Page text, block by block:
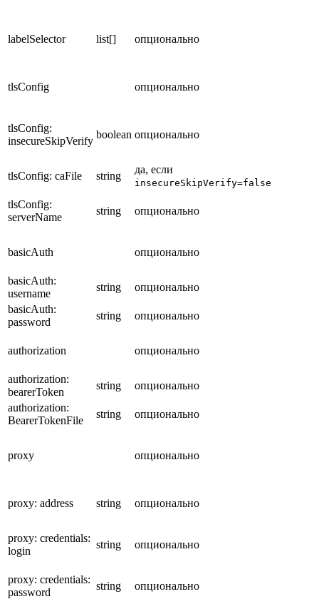
labelSelector list[] опционально
tlsConfig опционально
tlsConfig:
insecureSkipVerify
boolean опционально
tlsConfig: caFile string
да, если
insecureSkipVerify=false
tlsConfig:
serverName
string опционально
basicAuth опционально
basicAuth:
username
string
опционально
basicAuth:
password
string опционально
authorization опционально
authorization:
bearerToken
string
опционально
authorization:
BearerTokenFile
string опционально
proxy опционально
proxy: address string опционально
proxy: credentials:
login
string опционально
proxy: credentials:
password
string опционально